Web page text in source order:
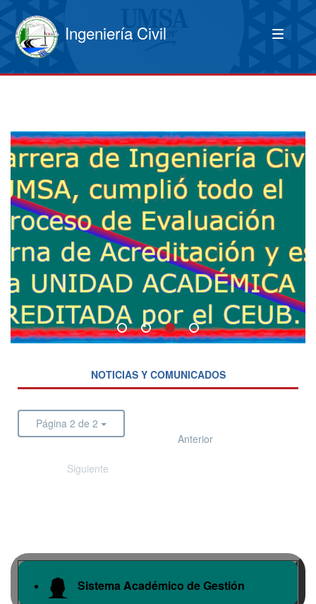
Ingeniería Civil
NOTICIAS Y COMUNICADOS
Página 2 de 2
Anterior
Siguiente
Sistema Académico de Gestión